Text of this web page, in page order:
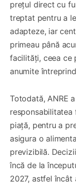
prețul direct cu
treptat pentru a
adapteze, iar
primeau până
facilități, ceea ce
anumite
Totodată, ANRE
piață, pentru a
asigura o
previzibilă.
încă de la
2027, astfel